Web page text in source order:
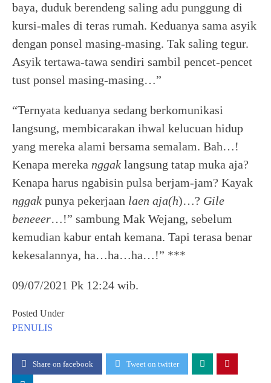
baya, duduk berendeng saling adu punggung di
kursi-males di teras rumah. Keduanya sama asyik
dengan ponsel masing-masing. Tak saling tegur.
Asyik tertawa-tawa sendiri sambil pencet-pencet
tust ponsel masing-masing…”
“Ternyata keduanya sedang berkomunikasi
langsung, membicarakan ihwal kelucuan hidup
yang mereka alami bersama semalam. Bah…!
Kenapa mereka nggak langsung tatap muka aja?
Kenapa harus ngabisin pulsa berjam-jam? Kayak
nggak punya pekerjaan laen aja(h)…? Gile
beneeer…!” sambung Mak Wejang, sebelum
kemudian kabur entah kemana. Tapi terasa benar
kekesalannya, ha…ha…ha…!” ***
09/07/2021 Pk 12:24 wib.
Posted Under
PENULIS
Share on facebook Tweet on twitter